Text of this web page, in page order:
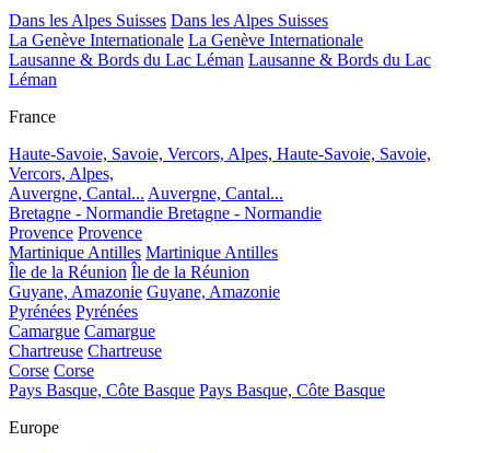
Dans les Alpes Suisses Dans les Alpes Suisses
La Genève Internationale La Genève Internationale
Lausanne & Bords du Lac Léman Lausanne & Bords du Lac
Léman
France
Haute-Savoie, Savoie, Vercors, Alpes, Haute-Savoie, Savoie,
Vercors, Alpes,
Auvergne, Cantal... Auvergne, Cantal...
Bretagne - Normandie Bretagne - Normandie
Provence Provence
Martinique Antilles Martinique Antilles
Île de la Réunion Île de la Réunion
Guyane, Amazonie Guyane, Amazonie
Pyrénées Pyrénées
Camargue Camargue
Chartreuse Chartreuse
Corse Corse
Pays Basque, Côte Basque Pays Basque, Côte Basque
Europe